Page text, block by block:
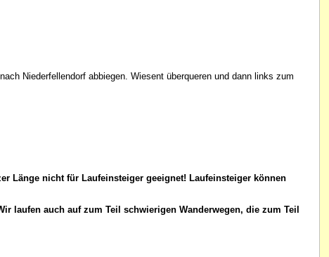
Niederfellendorf abbiegen. Wiesent überqueren und dann links zum
Länge nicht für Laufeinsteiger geeignet! Laufeinsteiger können
laufen auch auf zum Teil schwierigen Wanderwegen, die zum Teil